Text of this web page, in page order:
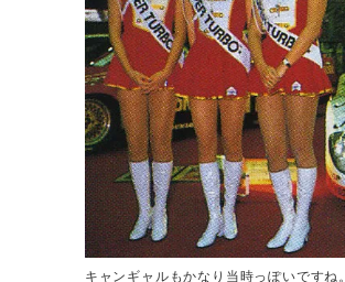
キャンギャルもかなり当時っぽいですね。